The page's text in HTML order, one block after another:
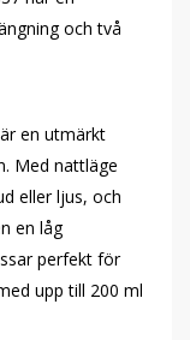
och två
är en utmärkt
Med nattläge
eller ljus, och
en låg
perfekt för
upp till 200 ml